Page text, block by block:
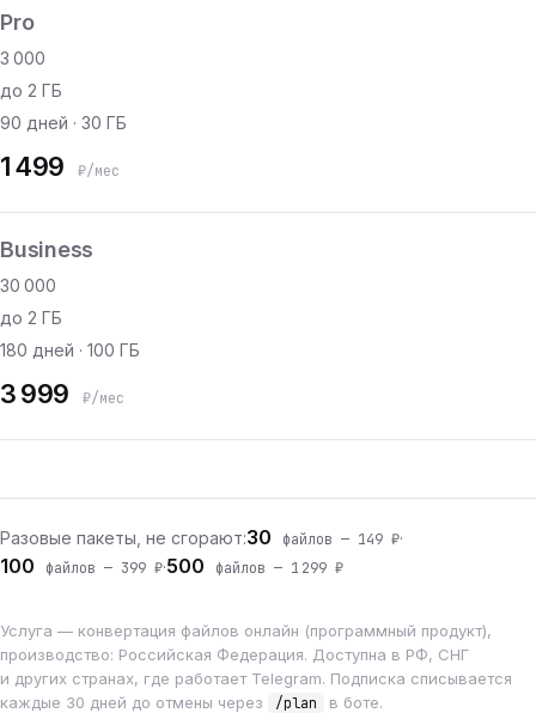
Pro
3 000
до 2 ГБ
90 дней · 30 ГБ
1 499 ₽/мес
Business
30 000
до 2 ГБ
180 дней · 100 ГБ
3 999 ₽/мес
Разовые пакеты, не сгорают:30 файлов — 149 ₽·
100 файлов — 399 ₽·500 файлов — 1 299 ₽
Услуга — конвертация файлов онлайн (программный продукт),
производство: Российская Федерация. Доступна в РФ, СНГ
и других странах, где работает Telegram. Подписка списывается
каждые 30 дней до отмены через
/plan в боте.